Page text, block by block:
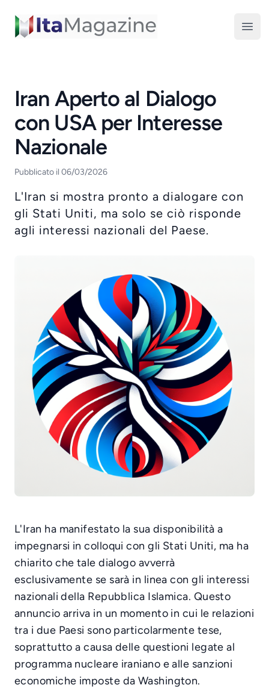
ItaMagazine
Iran Aperto al Dialogo
con USA per Interesse
Nazionale
Pubblicato il 06/03/2026
L'Iran si mostra pronto a dialogare con
gli Stati Uniti, ma solo se ciò risponde
agli interessi nazionali del Paese.
L'Iran ha manifestato la sua disponibilità a
impegnarsi in colloqui con gli Stati Uniti, ma ha
chiarito che tale dialogo avverrà
esclusivamente se sarà in linea con gli interessi
nazionali della Repubblica Islamica. Questo
annuncio arriva in un momento in cui le relazioni
tra i due Paesi sono particolarmente tese,
soprattutto a causa delle questioni legate al
programma nucleare iraniano e alle sanzioni
economiche imposte da Washington.